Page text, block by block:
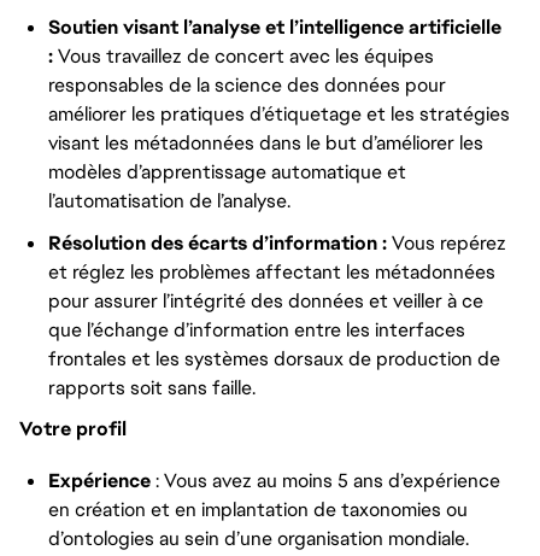
Soutien visant l’analyse et l’intelligence artificielle
:Vous travaillez de concert avec les équipes
responsables de la science des données pour
améliorer les pratiques d’étiquetage et les stratégies
visant les métadonnées dans le but d’améliorer les
modèles d’apprentissage automatique et
l’automatisation de l’analyse.
Résolution des écarts d’information :Vous repérez
et réglez les problèmes affectant les métadonnées
pour assurer l’intégrité des données et veiller à ce
que l’échange d’information entre les interfaces
frontales et les systèmes dorsaux de production de
rapports soit sans faille.
Votre profil
Expérience: Vous avez au moins 5 ans d’expérience
en création et en implantation de taxonomies ou
d’ontologies au sein d’une organisation mondiale.